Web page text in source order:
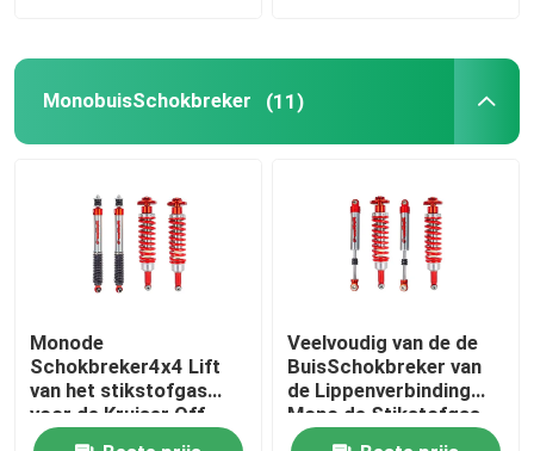
MonobuisSchokbreker (11)
Monode
Schokbreker4x4 Lift
van het stikstofgas
voor de Kruiser Off
Road van Toyota FJ
Veelvoudig van de de
BuisSchokbreker van
de Lippenverbinding
Mono de Stikstofgas
voor GWM Poer